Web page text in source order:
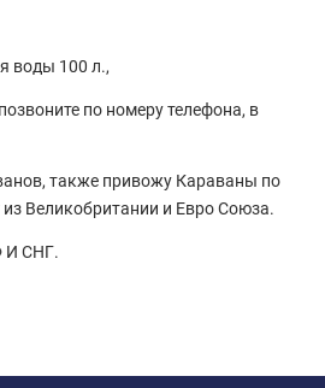
воды 100 л.,
по номеру телефона, в
также привожу Караваны по
Великобритании и Евро Союза.
И СНГ.